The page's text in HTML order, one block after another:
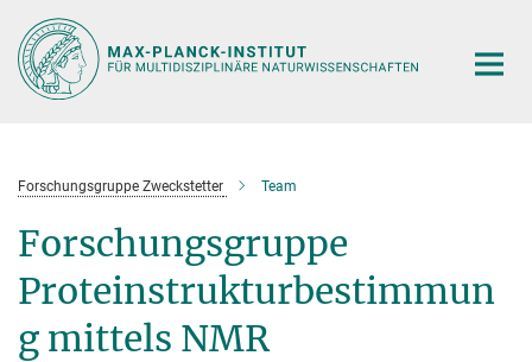
Hauptinhalt
Forschungsgruppe Zweckstetter Team
Forschungsgruppe
Proteinstrukturbestimmun
g mittels NMR